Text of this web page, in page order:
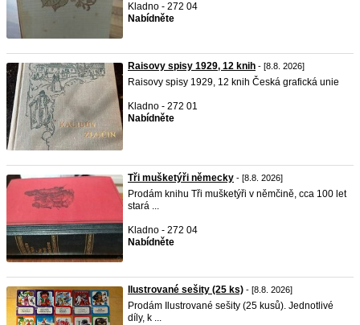
Kladno - 272 04
Nabídněte
Raisovy spisy 1929, 12 knih - [8.8. 2026]
Raisovy spisy 1929, 12 knih Česká grafická unie
Kladno - 272 01
Nabídněte
Tři mušketýři německy - [8.8. 2026]
Prodám knihu Tři mušketýři v němčině, cca 100 let
stará ...
Kladno - 272 04
Nabídněte
Ilustrované sešity (25 ks) - [8.8. 2026]
Prodám Ilustrované sešity (25 kusů). Jednotlivé
díly, k ...